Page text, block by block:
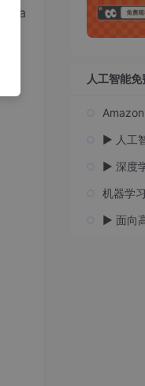
人工智能
▶️ 人工
▶️ 深度
机器学
▶️ 面向